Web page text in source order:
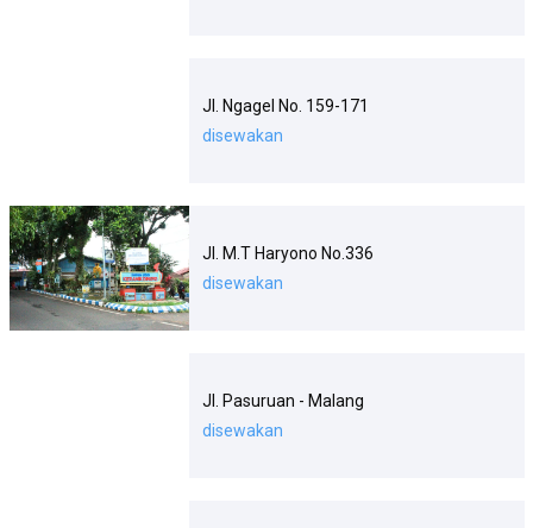
Jl. Ngagel No. 159-171
disewakan
Jl. M.T Haryono No.336
disewakan
Jl. Pasuruan - Malang
disewakan